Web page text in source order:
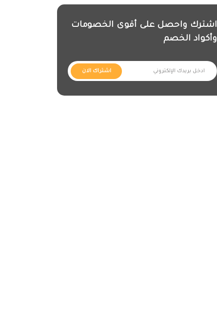
اشترك واحصل على أقوى الخصومات
وأكواد الخصم
اشتراك الان